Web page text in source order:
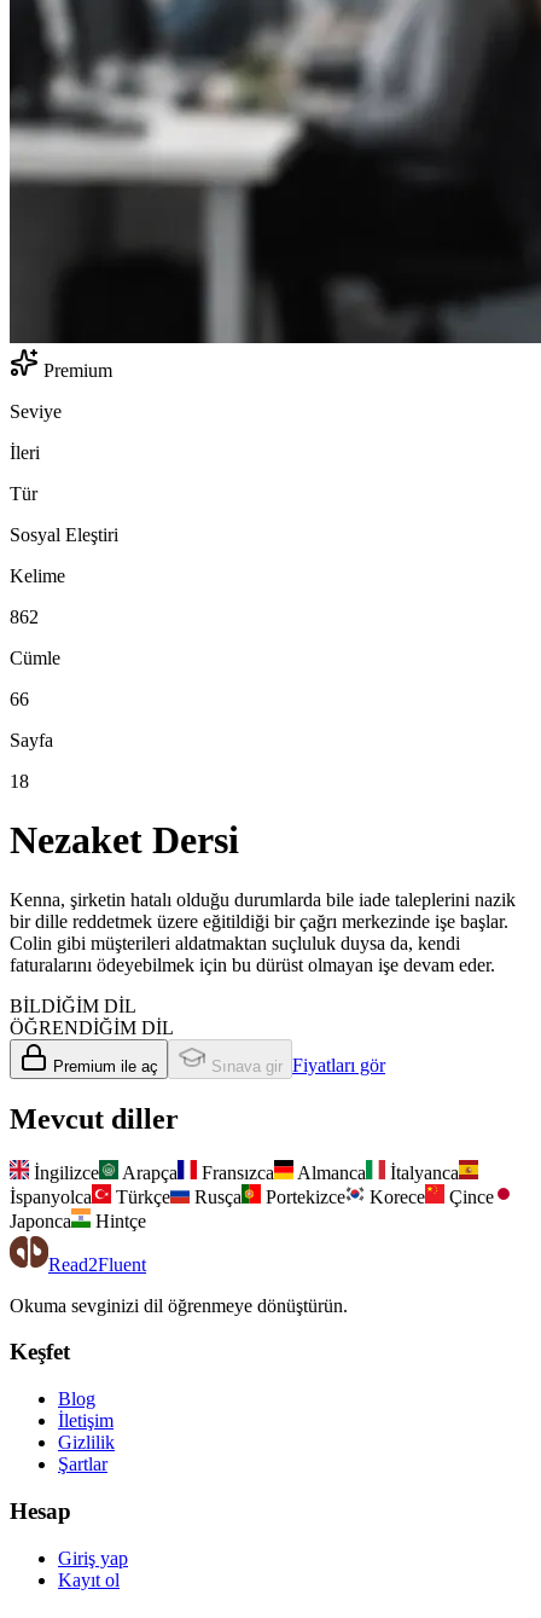
Premium
Seviye
İleri
Tür
Sosyal Eleştiri
Kelime
862
Cümle
66
Sayfa
18
Nezaket Dersi
Kenna, şirketin hatalı olduğu durumlarda bile iade taleplerini nazik
bir dille reddetmek üzere eğitildiği bir çağrı merkezinde işe başlar.
Colin gibi müşterileri aldatmaktan suçluluk duysa da, kendi
faturalarını ödeyebilmek için bu dürüst olmayan işe devam eder.
BİLDİĞİM DİL
ÖĞRENDİĞİM DİL
Premium ile aç Sınava gir Fiyatları gör
Mevcut diller
İngilizce Arapça Fransızca Almanca
İtalyanca
İspanyolca
Türkçe Rusça Portekizce Korece
Çince
Japonca
Hintçe
Read2Fluent
Okuma sevginizi dil öğrenmeye dönüştürün.
Keşfet
Blog
İletişim
Gizlilik
Şartlar
Hesap
Giriş yap
Kayıt ol